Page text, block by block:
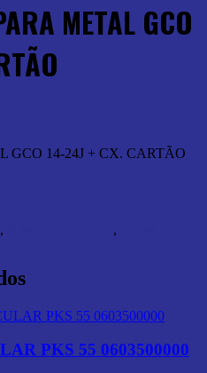
METAL GCO
GCO 14-24J + CX. CARTÃO
, ,
PKS 55 0603500000